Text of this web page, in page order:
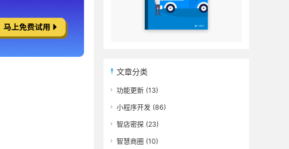
文章分类
功能更新 (13)
小程序开发 (86)
智店密探 (23)
智慧商圈 (10)